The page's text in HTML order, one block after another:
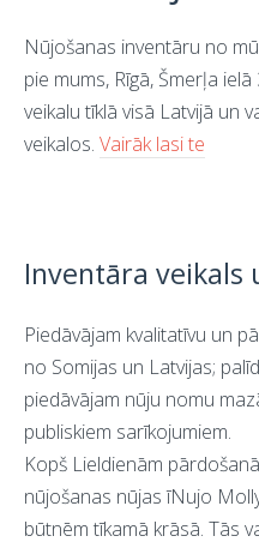
Nūjošanas inventāru no
pie mums, Rīgā, Šmerļa
veikalu tīklā visā Latvijā un
veikalos. Vairāk lasi te
Inventāra veikals
Piedāvājam kvalitatīvu un
no Somijas un Latvijas;
piedāvājam nūju nomu
publiskiem sarīkojumiem.
Kopš Lieldienām
nūjošanas nūjas īNujo
būtnēm tīkamā krāsā. Tās